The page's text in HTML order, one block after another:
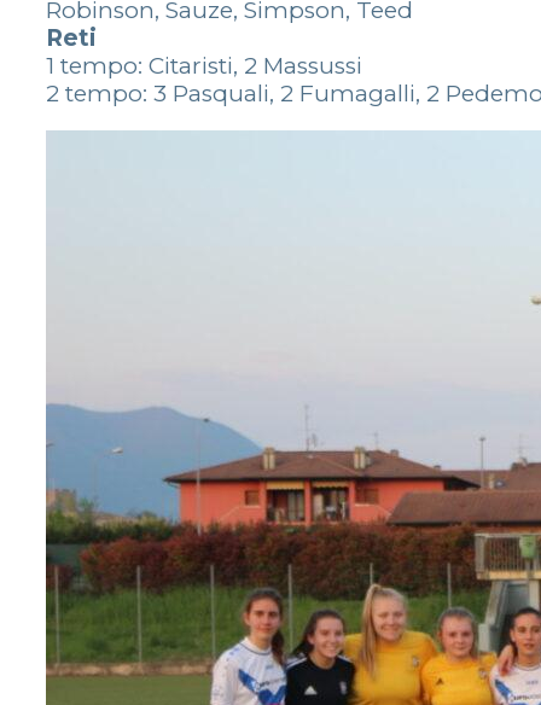
Robinson, Sauze, Simpson, Teed
Reti
1 tempo: Citaristi, 2 Massussi
2 tempo: 3 Pasquali, 2 Fumagalli, 2